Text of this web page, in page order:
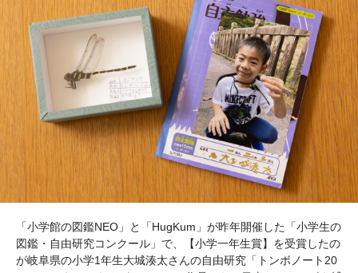
「小学館の図鑑NEO」と「HugKum」が昨年開催した「小学生の
図鑑・自由研究コンクール」で、【小学一年生賞】を受賞したの
が岐阜県の小学1年生大城湊太さんの自由研究「トンボノート20